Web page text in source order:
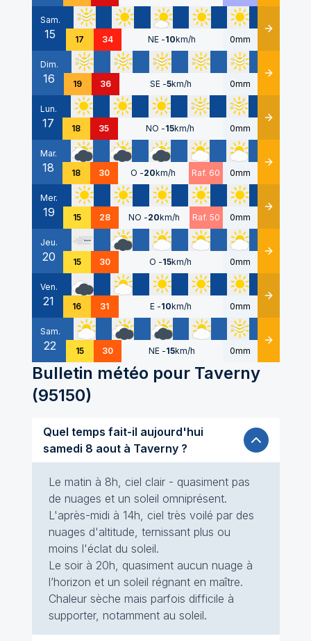
Sam.
15 17 34 NE -10km/h 0mm Détails
Dim.
16 19 36 SE -5km/h 0mm Détails
Lun.
17 18 35 NO -15km/h 0mm Détails
Mar.
18 18 30 O -20km/h Raf. 60 0mm Détails
Mer.
19 15 28 NO -20km/h Raf. 50 0mm Détails
Jeu.
20 15 30 O -15km/h 0mm Détails
Ven.
21 16 31 E -10km/h 0mm Détails
Sam.
22 15 30 NE -15km/h 0mm Détails
Bulletin météo pour Taverny
(95150)
Quel temps fait-il aujourd'hui
samedi 8 aout à Taverny ?
Le matin à 8h, ciel clair - quasiment pas
de nuages et un soleil omniprésent.
L'après-midi à 14h, ciel très voilé par des
nuages d'altitude, ternissant plus ou
moins l'éclat du soleil.
Le soir à 20h, quasiment aucun nuage à
l’horizon et un soleil régnant en maître.
Chaleur sèche mais parfois difficile à
supporter, notamment au soleil.